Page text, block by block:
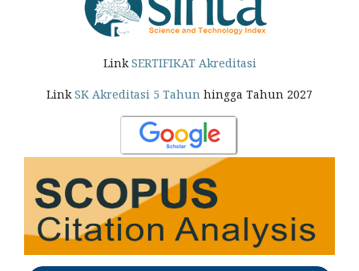
LinkSERTIFIKAT Akreditasi
LinkSK Akreditasi 5 Tahun hingga Tahun 2027